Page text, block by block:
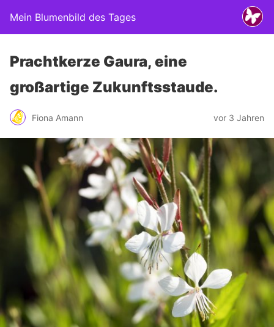
Mein Blumenbild des Tages
Prachtkerze Gaura, eine
großartige Zukunftsstaude.
Fiona Amann vor 3 Jahren